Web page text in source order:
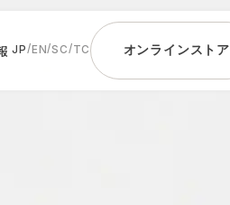
JP/ EN/SC/TC オンラインストア